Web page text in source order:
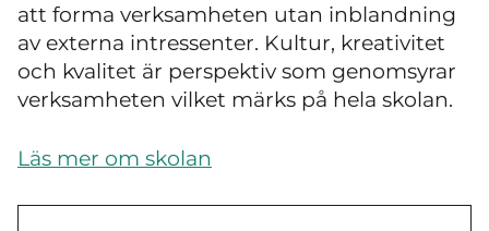
att forma verksamheten utan inblandning
av externa intressenter. Kultur, kreativitet
och kvalitet är perspektiv som genomsyrar
verksamheten vilket märks på hela skolan.
Läs mer om skolan